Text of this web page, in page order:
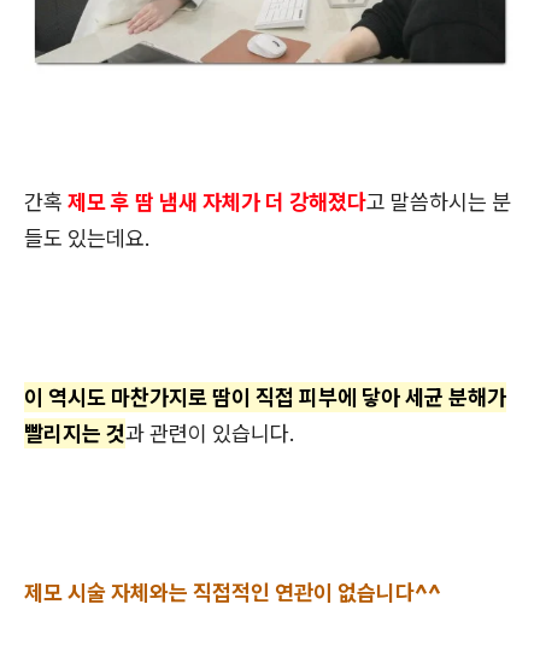
간혹 제모 후 땀 냄새 자체가 더 강해졌다고 말씀하시는 분
들도 있는데요.
이 역시도 마찬가지로 땀이 직접 피부에 닿아 세균 분해가
빨리지는 것과 관련이 있습니다.
제모 시술 자체와는 직접적인 연관이 없습니다^^